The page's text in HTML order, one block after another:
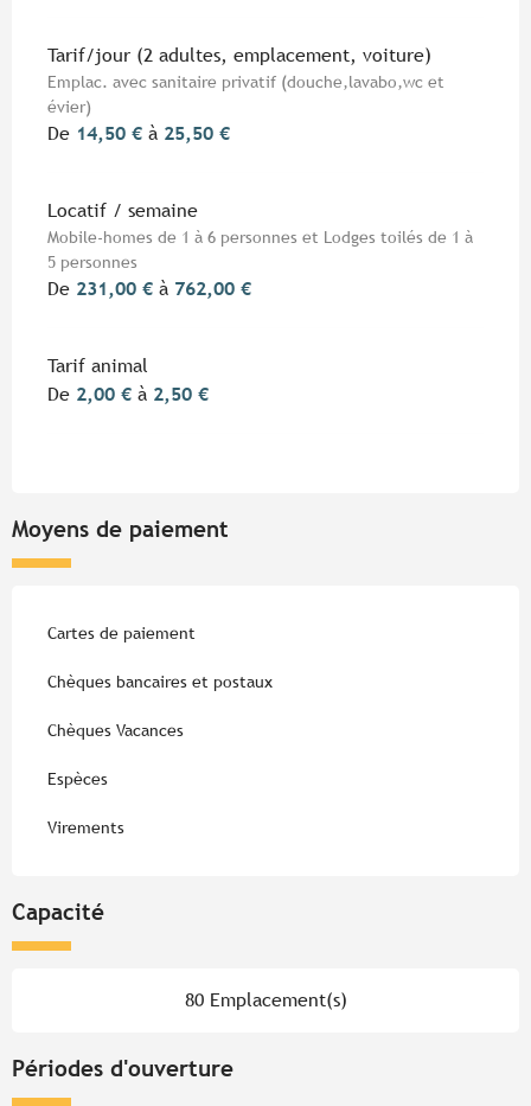
Tarif/jour (2 adultes, emplacement, voiture)
Emplac. avec sanitaire privatif (douche,lavabo,wc et
évier)
De 14,50 € à 25,50 €
Locatif / semaine
Mobile-homes de 1 à 6 personnes et Lodges toilés de 1 à
5 personnes
De 231,00 € à 762,00 €
Tarif animal
De 2,00 € à 2,50 €
Moyens de paiement
Cartes de paiement
Chèques bancaires et postaux
Chèques Vacances
Espèces
Virements
Capacité
80 Emplacement(s)
Périodes d'ouverture